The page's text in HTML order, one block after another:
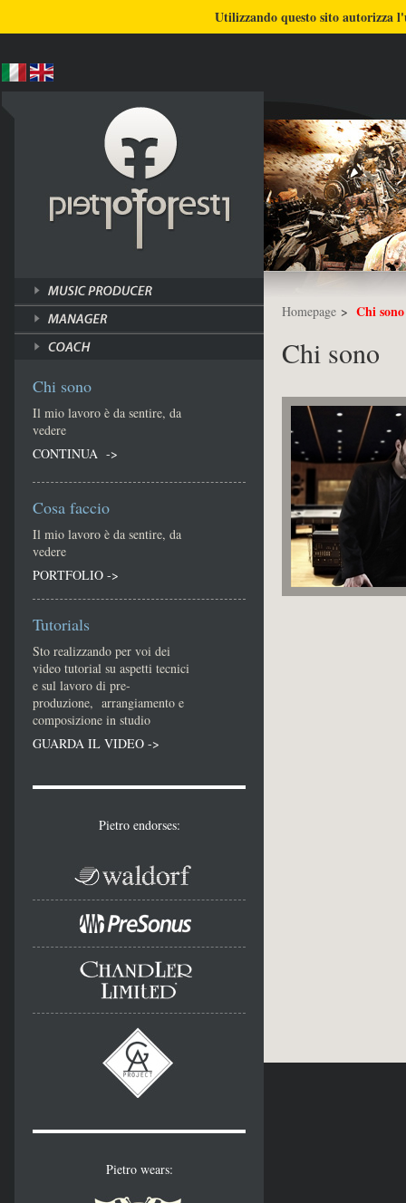
COSA FACCIO ULTIMI LAVORI
Homepage > Chi sono
Chi sono
Chi sono
Il mio lavoro è da sentire, da
vedere
CONTINUA ->
Cosa faccio
Il mio lavoro è da sentire, da
vedere
PORTFOLIO ->
Tutorials
Sto realizzando per voi dei
video tutorial su aspetti tecnici
e sul lavoro di pre-
produzione, arrangiamento e
composizione in studio
GUARDA IL VIDEO ->
Pietro endorses:
Pietro wears:
Utilizzando questo sito autorizza